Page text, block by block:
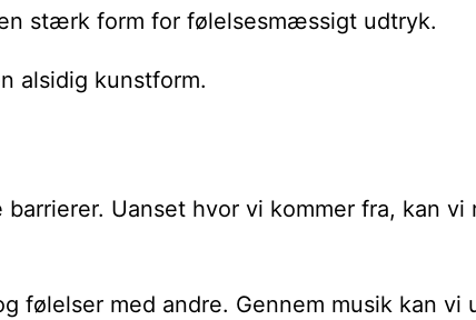
stærk form for følelsesmæssigt udtryk.
alsidig kunstform.
Uanset hvor vi kommer fra, kan
med andre. Gennem musik kan